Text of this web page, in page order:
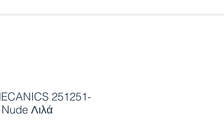
251251-
Λιλά